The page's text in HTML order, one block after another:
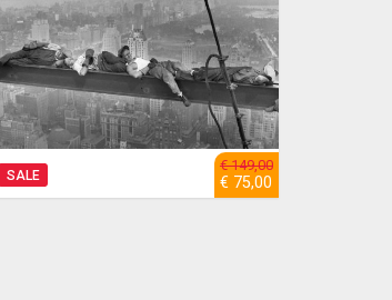
SALE
€ 149,00
€ 75,00